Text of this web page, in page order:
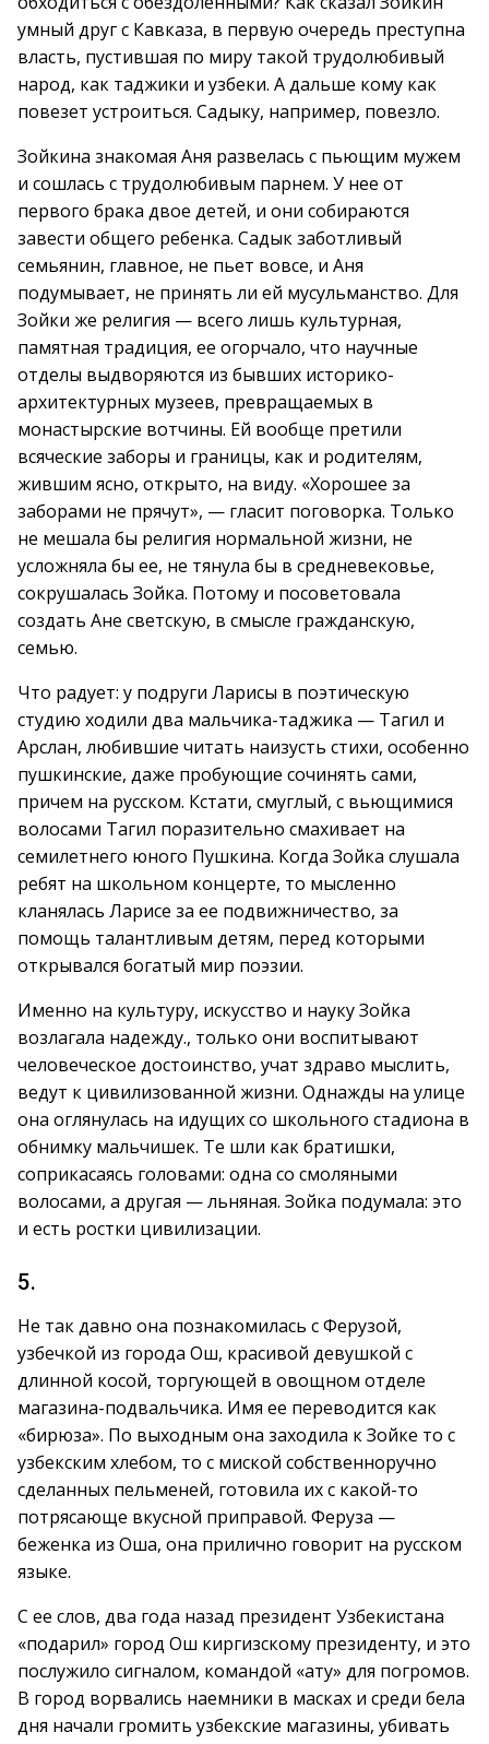
умный друг с Кавказа, в первую очередь преступна
власть, пустившая по миру такой трудолюбивый
народ, как таджики и узбеки. А дальше кому как
повезет устроиться. Садыку, например, повезло.
Зойкина знакомая Аня развелась с пьющим мужем
и сошлась с трудолюбивым парнем. У нее от
первого брака двое детей, и они собираются
завести общего ребенка. Садык заботливый
семьянин, главное, не пьет вовсе, и Аня
подумывает, не принять ли ей мусульманство. Для
Зойки же религия — всего лишь культурная,
памятная традиция, ее огорчало, что научные
отделы выдворяются из бывших историко-
архитектурных музеев, превращаемых в
монастырские вотчины. Ей вообще претили
всяческие заборы и границы, как и родителям,
жившим ясно, открыто, на виду. «Хорошее за
заборами не прячут», — гласит поговорка. Только
не мешала бы религия нормальной жизни, не
усложняла бы ее, не тянула бы в средневековье,
сокрушалась Зойка. Потому и посоветовала
создать Ане светскую, в смысле гражданскую,
семью.
Что радует: у подруги Ларисы в поэтическую
студию ходили два мальчика-таджика — Тагил и
Арслан, любившие читать наизусть стихи, особенно
пушкинские, даже пробующие сочинять сами,
причем на русском. Кстати, смуглый, с вьющимися
волосами Тагил поразительно смахивает на
семилетнего юного Пушкина. Когда Зойка слушала
ребят на школьном концерте, то мысленно
кланялась Ларисе за ее подвижничество, за
помощь талантливым детям, перед которыми
открывался богатый мир поэзии.
Именно на культуру, искусство и науку Зойка
возлагала надежду., только они воспитывают
человеческое достоинство, учат здраво мыслить,
ведут к цивилизованной жизни. Однажды на улице
она оглянулась на идущих со школьного стадиона в
обнимку мальчишек. Те шли как братишки,
соприкасаясь головами: одна со смоляными
волосами, а другая — льняная. Зойка подумала: это
и есть ростки цивилизации.
5.
Не так давно она познакомилась с Ферузой,
узбечкой из города Ош, красивой девушкой с
длинной косой, торгующей в овощном отделе
магазина-подвальчика. Имя ее переводится как
«бирюза». По выходным она заходила к Зойке то с
узбекским хлебом, то с миской собственноручно
сделанных пельменей, готовила их с какой-то
потрясающе вкусной приправой. Феруза —
беженка из Оша, она прилично говорит на русском
языке.
С ее слов, два года назад президент Узбекистана
«подарил» город Ош киргизскому президенту, и это
послужило сигналом, командой «ату» для погромов.
В город ворвались наемники в масках и среди бела
дня начали громить узбекские магазины, убивать